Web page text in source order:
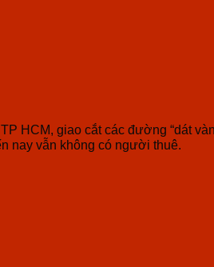
HCM, giao cắt các đường “dát
nay vẫn không có người thuê.